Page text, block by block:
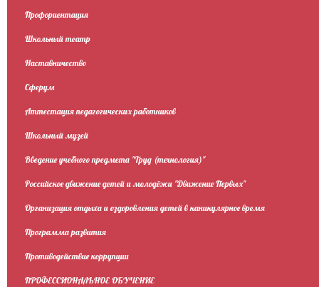
Профориентация
Школьный театр
Наставничество
Сферум
Аттестация педагогических работников
Школьный музей
Введение учебного предмета "Труд (технология)"
Российское движение детей и молодёжи "Движение Первых"
Организация отдыха и оздоровления детей в каникулярное время
Программа развития
Противодействие коррупции
ПРОФЕССИОНАЛЬНОЕ ОБУЧЕНИЕ